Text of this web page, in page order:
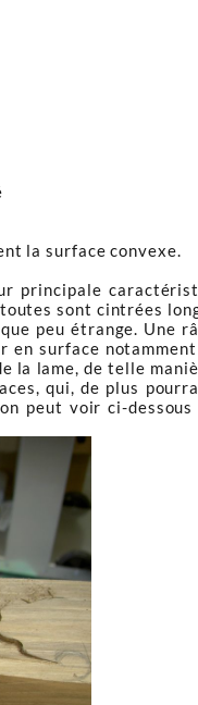
la surface convexe.
principale
sont cintrées
peu étrange. Une
surface
la lame, de telle
qui, de plus
peut voir ci-